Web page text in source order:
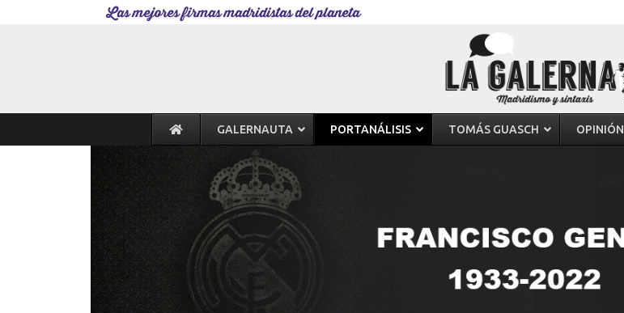
Las mejores firmas madridistas del planeta
GALERNAUTA PORTANÁLISIS TOMÁS GUASCH OPINIÓN